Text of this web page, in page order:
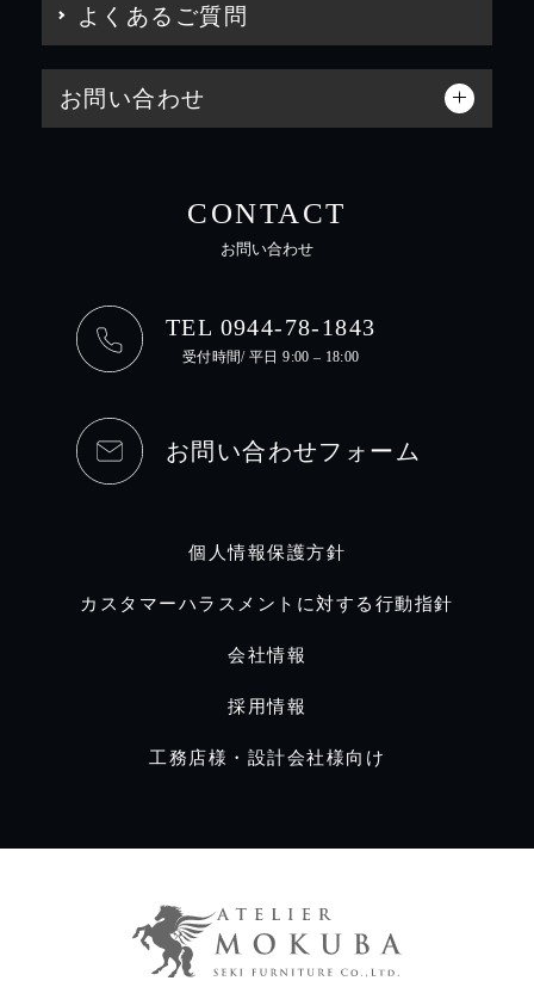
よくあるご質問
お問い合わせ
CONTACT
お問い合わせ
TEL 0944-78-1843
受付時間/ 平日 9:00 – 18:00
お問い合わせフォーム
個人情報保護方針
カスタマーハラスメントに対する行動指針
会社情報
採用情報
工務店様・設計会社様向け